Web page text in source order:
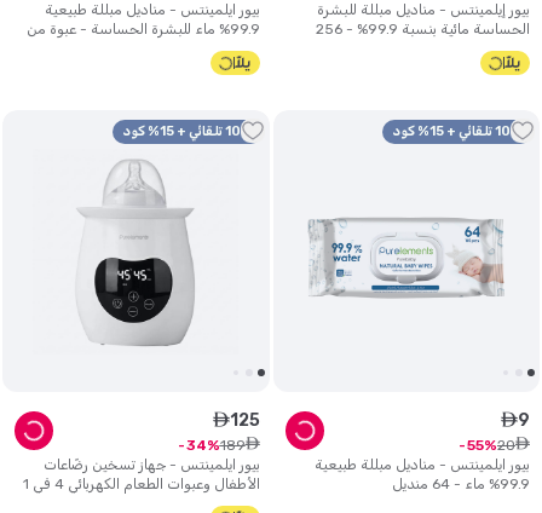
بيور إيلمينتس - مناديل مبللة للبشرة
الحساسة مائية بنسبة 99.9% - 256
منديل.
بيور ايلمينتس - مناديل مبللة طبيعية
99.9% ماء للبشرة الحساسة - عبوة من
64 منديل
10% تلقائي + 15% كود
بيور ايلمينتس - مناديل مبللة طبيعية
99.9% ماء - 64 منديل
ê9
ê
20
55
10% تلقائي + 15% كود
بيور ايلمينتس - جهاز تسخين رضّاعات
الأطفال وعبوات الطعام الكهربائي 4 في 1
مع معقم بخاري مدمج ومذيب تجميد -
ê125
ê
189
34